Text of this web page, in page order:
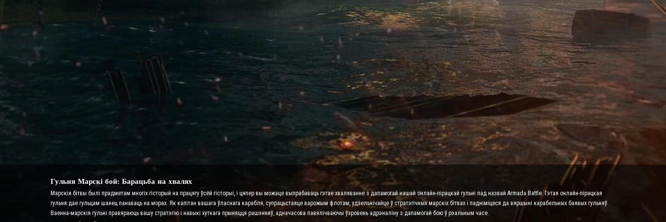
Гульня Марскі бой: Барацьба на хвалях
Марскія бітвы былі прадметам многіх гісторый на працягу ўсёй гісторыі, і цяпер вы можаце выпрабаваць гэтае хваляванне з дапамогай нашай онлайн-пірацкай гульні пад назвай Armada Battle. Гэтая онлайн-пірацкая
гульня дае гульцам шанец панаваць на морах. Як капітан вашага ўласнага карабля, супрацьстаяце варожым флотам, удзельнічайце ў стратэгічных марскіх бітвах і падніміцеся да вяршыні карабельных баявых гульняў.
Ваенна-марскія гульні правяраюць вашу стратэгію і навыкі хуткага прыняцця рашэнняў, адначасова павялічваючы ўзровень адрэналіну з дапамогай бою ў рэальным часе.